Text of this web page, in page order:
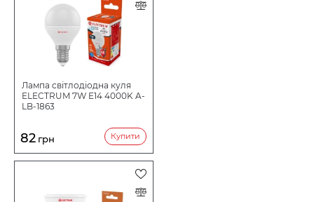
Лампа світлодіодна куля
ELECTRUM 7W E14 4000K A-
LB-1863
82 грн Купити